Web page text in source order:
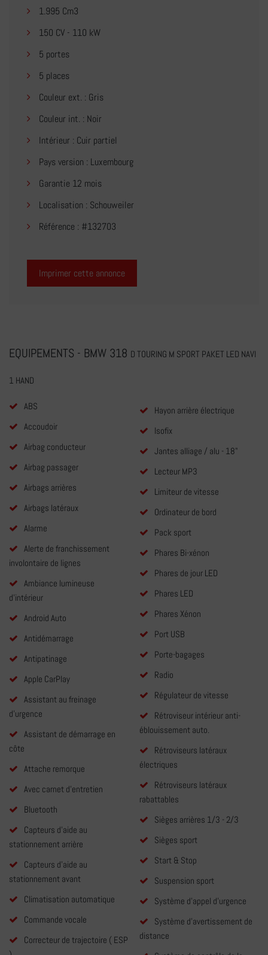
1.995 Cm3
150 CV - 110 kW
5 portes
5 places
Couleur ext. : Gris
Couleur int. : Noir
Intérieur : Cuir partiel
Pays version : Luxembourg
Garantie 12 mois
Localisation : Schouweiler
Référence : #132703
Imprimer cette annonce
EQUIPEMENTS - BMW 318 D TOURING M SPORT PAKET LED NAVI
1 HAND
ABS
Accoudoir
Airbag conducteur
Airbag passager
Airbags arrières
Airbags latéraux
Alarme
Alerte de franchissement
involontaire de lignes
Ambiance lumineuse
d'intérieur
Android Auto
Antidémarrage
Antipatinage
Apple CarPlay
Assistant au freinage
d'urgence
Assistant de démarrage en
côte
Attache remorque
Avec carnet d'entretien
Bluetooth
Capteurs d'aide au
stationnement arrière
Capteurs d'aide au
stationnement avant
Climatisation automatique
Commande vocale
Correcteur de trajectoire ( ESP
Hayon arrière électrique
Isofix
Jantes alliage / alu - 18"
Lecteur MP3
Limiteur de vitesse
Ordinateur de bord
Pack sport
Phares Bi-xénon
Phares de jour LED
Phares LED
Phares Xénon
Port USB
Porte-bagages
Radio
Régulateur de vitesse
Rétroviseur intérieur anti-
éblouissement auto.
Rétroviseurs latéraux
électriques
Rétroviseurs latéraux
rabattables
Sièges arrières 1/3 - 2/3
Sièges sport
Start & Stop
Suspension sport
Système d'appel d'urgence
Système d'avertissement de
distance